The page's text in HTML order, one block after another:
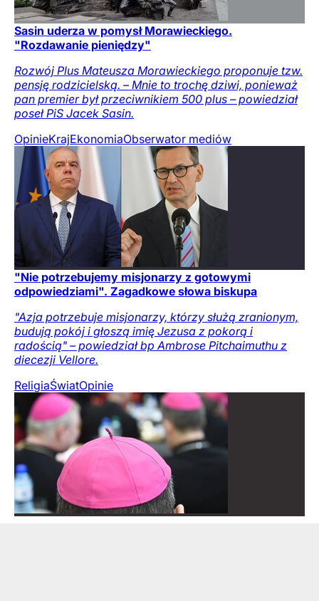
Sasin uderza w pomysł Morawieckiego.
"Rozdawanie pieniędzy"
Rozwój Plus Mateusza Morawieckiego proponuje tzw.
pensję rodzicielską. – Mnie to trochę dziwi, ponieważ
pan premier był przeciwnikiem 500 plus – powiedział
poseł PiS Jacek Sasin.
OpinieKrajEkonomiaObserwator mediów
"Nie potrzebujemy misjonarzy z gotowymi
odpowiedziami". Zagadkowe słowa biskupa
"Azja potrzebuje misjonarzy, którzy służą zranionym,
budują pokój i głoszą imię Jezusa z pokorą i
radością" – powiedział bp Ambrose Pitchaimuthu z
diecezji Vellore.
ReligiaŚwiatOpinie